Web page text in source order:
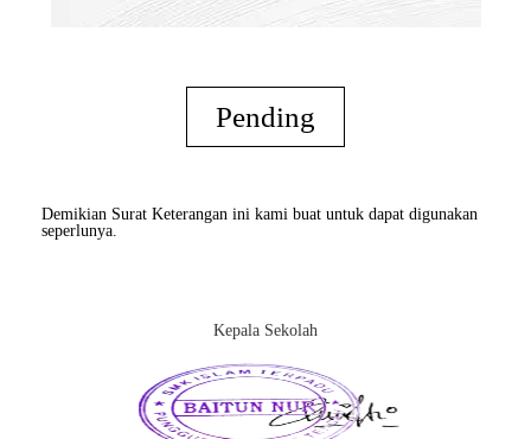
Pending
Demikian Surat Keterangan ini kami buat untuk dapat digunakan
seperlunya.
Kepala Sekolah